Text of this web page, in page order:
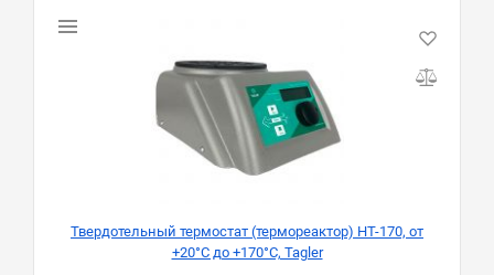
Твердотельный термостат (термореактор) HT-170, от
+20°C до +170°C, Tagler